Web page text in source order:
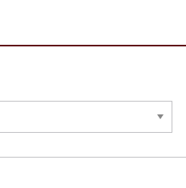
100Aniv. 米M.S.G公演 完全